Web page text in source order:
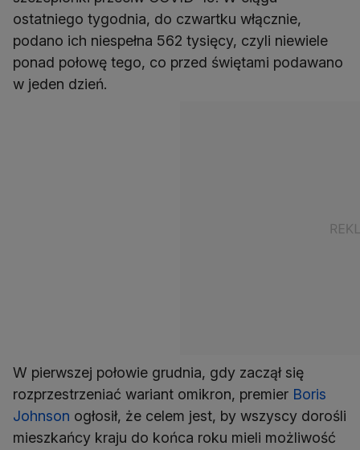
ostatniego tygodnia, do czwartku włącznie,
podano ich niespełna 562 tysięcy, czyli niewiele
ponad połowę tego, co przed świętami podawano
w jeden dzień.
W pierwszej połowie grudnia, gdy zaczął się
rozprzestrzeniać wariant omikron, premier Boris
Johnson ogłosił, że celem jest, by wszyscy dorośli
mieszkańcy kraju do końca roku mieli możliwość